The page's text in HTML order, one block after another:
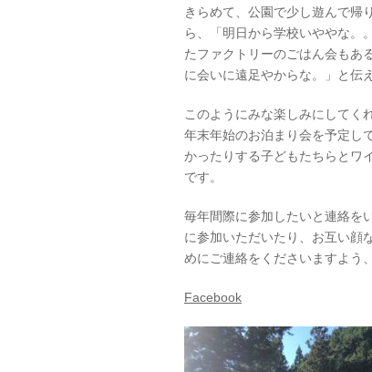
きらめて、公園で少し遊んで帰
ら、「明日から学校いややな。
たファクトリーのごはん会もあ
に会いに遠足やからな。」と伝
このようにみな楽しみにしてく
年末年始のお泊まり会を予定し
かったりする子どもたちらとワ
です。
毎年間際に参加したいと連絡を
に参加いただいたり、お互い顔
めにご連絡をくださいますよう
Facebook